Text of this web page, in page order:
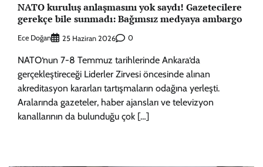
NATO kuruluş anlaşmasını yok saydı! Gazetecilere
gerekçe bile sunmadı: Bağımsız medyaya ambargo
Ece Doğan 25 Haziran 2026 0
NATO‘nun 7-8 Temmuz tarihlerinde Ankara‘da
gerçekleştireceği Liderler Zirvesi öncesinde alınan
akreditasyon kararları tartışmaların odağına yerleşti.
Aralarında gazeteler, haber ajansları ve televizyon
kanallarının da bulunduğu çok […]